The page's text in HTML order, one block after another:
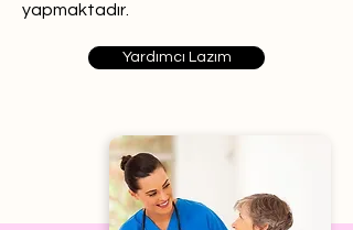
yapmaktadır.
Yardımcı Lazım